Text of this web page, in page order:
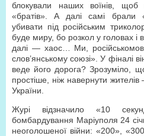
блокували наших воїнів, щоб
«братів». А далі самі брали
убивати під російським
буде миру, бо розкол у головах і
далі — хаос… Ми,
слов’янському союзі». У фіналі
веде його дорога? Зрозуміло,
простіше, ніж навернути
України.
Журі відзначило «10
бомбардування Маріуполя 24
неоголошеної війни: «200»,